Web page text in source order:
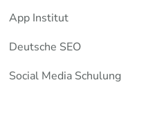
App Institut
Deutsche SEO
Social Media Schulung